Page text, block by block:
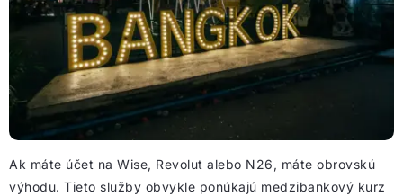
Ak máte účet na Wise, Revolut alebo N26, máte obrovskú
výhodu. Tieto služby obvykle ponúkajú medzibankový kurz